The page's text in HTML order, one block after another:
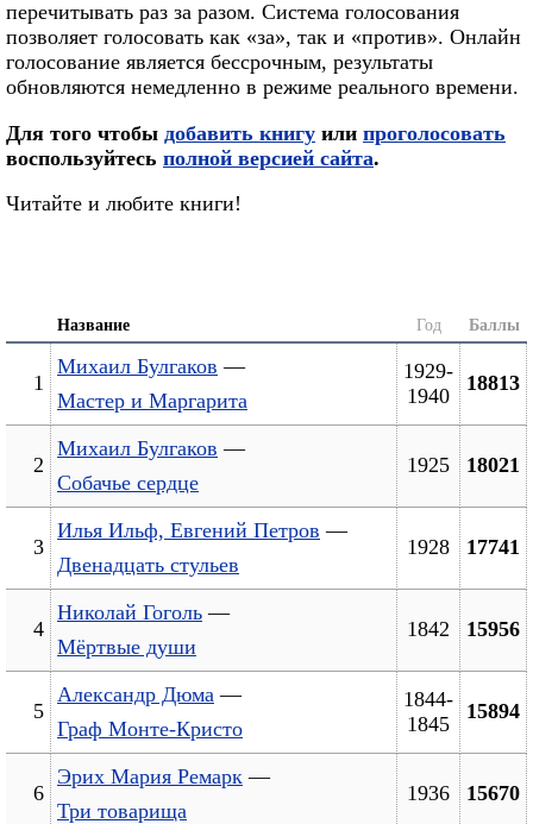
перечитывать раз за разом. Система голосования
позволяет голосовать как «за», так и «против». Онлайн
голосование является бессрочным, результаты
обновляются немедленно в режиме реального времени.
Для того чтобы добавить книгу или проголосовать
воспользуйтесь полной версией сайта.
Читайте и любите книги!
Название Год Баллы
1
Михаил Булгаков —
Мастер и Маргарита
1929-
1940
18813
2
Михаил Булгаков —
Собачье сердце
1925 18021
3
Илья Ильф, Евгений Петров —
Двенадцать стульев
1928 17741
4
Николай Гоголь —
Мёртвые души
1842 15956
5
Александр Дюма —
Граф Монте-Кристо
1844-
1845
15894
6
Эрих Мария Ремарк —
Три товарища
1936 15670